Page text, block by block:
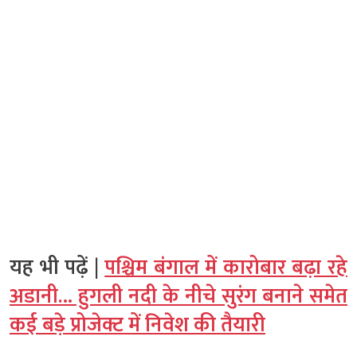
यह भी पढ़ें |पश्चिम बंगाल में कारोबार बढ़ा रहे
अडानी… हुगली नदी के नीचे सुरंग बनाने समेत
कई बड़े प्रोजेक्ट में निवेश की तैयारी